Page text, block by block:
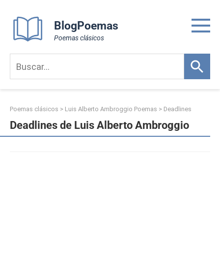
content
BlogPoemas
Poemas clásicos
Poemas clásicos > Luis Alberto Ambroggio Poemas > Deadlines
Deadlines de Luis Alberto Ambroggio